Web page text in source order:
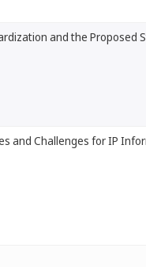
and the Proposed
and Challenges for IP